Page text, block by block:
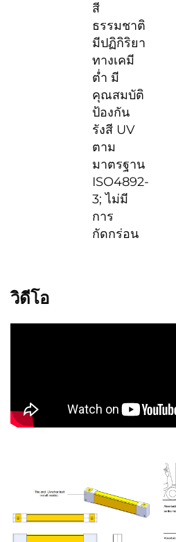
สี
ธรรมชาติ
มีปฏิกิริยา
ทางเคมี
ต่ำ มี
คุณสมบัติ
ป้องกัน
รังสี UV
ตาม
มาตรฐาน
ISO4892-
3; ไม่มี
การ
กัดกร่อน
วิดีโอ